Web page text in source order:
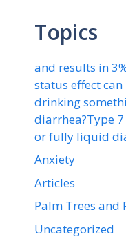
Topics
and results in
status effect
drinking
diarrhea?Type
or fully liquid
Anxiety
Articles
Palm Trees and
Uncategorized